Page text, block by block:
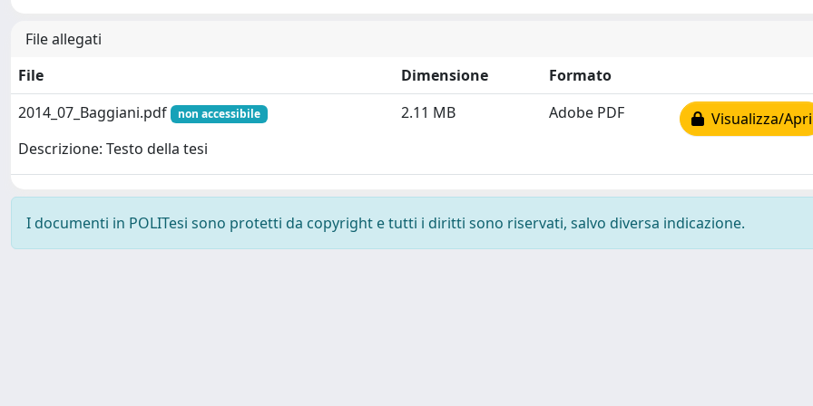
File allegati
File
Dimensione
Formato
2014_07_Baggiani.pdf
non accessibile
Descrizione: Testo della tesi
2.11 MB Adobe PDF Visualizza/Apri
I documenti in POLITesi sono protetti da copyright e tutti i diritti sono riservati, salvo diversa indicazione.